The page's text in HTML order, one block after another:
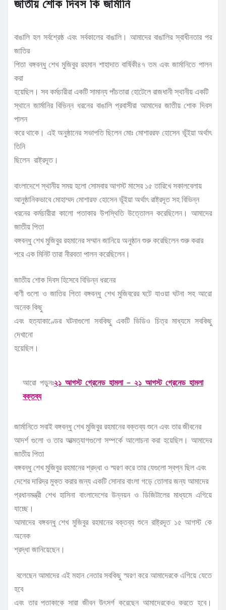
জাতীয় শোক দিবস কি জার্মানি
বাঙালি হল সর্বশ্রেষ্ঠ এবং সর্বকালের বাঙালি। আমাদের বাঙালির স্বাধীনতার পর
জাতির
পিতা বঙ্গবন্ধু শেখ মুজিবুর রহমান শাহাদাত বার্ষিকী৪৭ তম এবং জার্মানিতে পালন
করা
হয়েছিল। সব কর্মচারীরা একটি সামান্য পাঁচতারা হোটেলে রাজধানী স্থানীয় একটি
স্থানে জার্মানির বিভিন্ন ধরনের বাঙালি প্রবাসীরা আমাদের জাতীয় শোক দিবস
পালন
করে থাকে। এই অনুষ্ঠানের সভাপতি ছিলেন মোঃ মোশাররফ হোসেন ভূঁইয়া অর্থাৎ
তিনি
ছিলেন রাষ্ট্রদূত।
বাংলাদেশে স্থানীয় সময় হলো সোমবার আগস্ট মাসের ১৫ তারিখে সকালবেলায়
আনুষ্ঠানিকভাবে মোহাম্মদ মোশারফ হোসেন ভূঁইয়া অর্থাৎ রাষ্ট্রদূত সহ বিভিন্ন
ধরনের কর্মচারীরা কালো পতাকার উপস্থিতি উত্তোলন করেছিলেন। আমাদের
জাতীয় পিতা
বঙ্গবন্ধু শেখ মুজিবুর রহমানের সম্মান জানিয়ে অনুষ্ঠান শুরু করেছিলেন শুরু করার
পরে এক মিনিট তারা নীরবতা পালন করেছিলেন।
জাতীয় শোক দিবস হিসেবে বিভিন্ন ধরনের
বাণী গুলো ও জাতির পিতা বঙ্গবন্ধু শেখ মুজিবরের ঘটে যাওয়া ঘটনা সহ আরো
অনেক কিছু
এবং হত্যাকাণ্ডের ঘটনাগুলো সবকিছু একটি ভিডিও চিত্র মাধ্যমে সবকিছু
দেখানো
হয়েছিল।
আরো পড়ুনঃ২১ আগস্ট গ্রেনেড হামলা – ২১ আগস্ট গ্রেনেড হামলা
বক্তব্য
জার্মানিতে সবাই বঙ্গবন্ধু শেখ মুজিবুর রহমানের বক্তব্য শুনে এবং তার জীবনের
আদর্শ গুলো ও তার আত্মত্যাগগুলো সম্পর্কে আলোচনা করা হয়েছিল। আমাদের
জাতীয় পিতা
বঙ্গবন্ধু শেখ মুজিবুর রহমানের শ্রদ্ধা ও স্মরণ করে তার যেগুলো স্বপ্ন ছিল এবং
দেশের দারিদ্র মুক্ত করার জন্য একটি সোনার বাংলা গড়ে তোলার জন্য আমাদের
প্রধানমন্ত্রী শেখ হাসিনা বাংলাদেশের উন্নয়ন ও ডিজিটালের মাধ্যমে এগিয়ে
যাচ্ছে।
আমাদের বঙ্গবন্ধু শেখ মুজিবুর রহমানের বক্তব্য শুনে রাষ্ট্রদূত ১৫ আগস্ট কে
অনেক
শ্রদ্ধা জানিয়েছেন।
বলেছেন আমাদের এই মহান নেতার সবকিছু স্মরণ করে আমাদেরকে এগিয়ে যেতে
হবে
এবং তার পতাকাকে সারা জীবন উৎসর্গ করেছেন আমাদেরকেও করতে হবে।